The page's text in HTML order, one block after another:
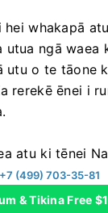
whakapā
utua ngā waea
utu o te tāone
rerekē ēnei i
atu ki tēnei
+7 (499) 703-35-81
& Tikina Free